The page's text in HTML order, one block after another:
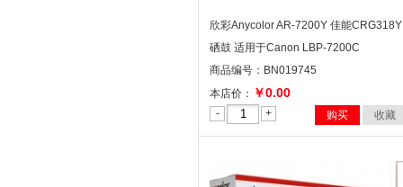
欣彩Anycolor AR-7200Y 佳能CRG318Y
硒鼓 适用于Canon LBP-7200C
商品编号：BN019745
本店价： ￥0.00
- + 购买 收藏